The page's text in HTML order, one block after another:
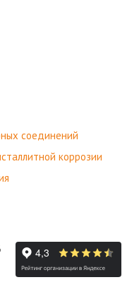
соединений
коррозии